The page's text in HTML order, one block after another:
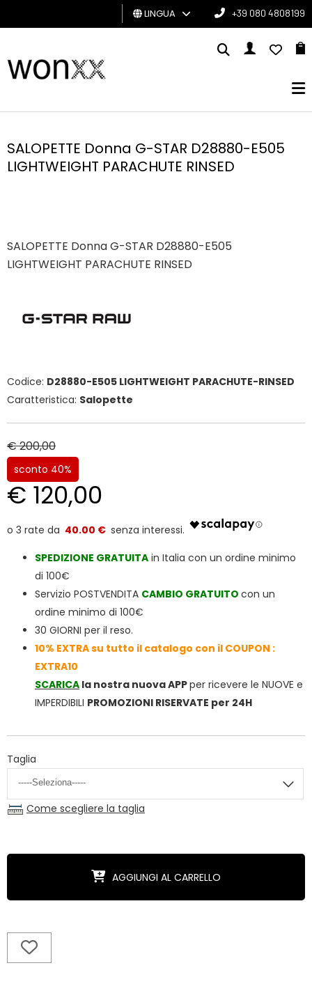
UOMO
CARD
BRAND
LINGUA +39 080 4808199
SALOPETTE Donna G-STAR D28880-E505
LIGHTWEIGHT PARACHUTE RINSED
SALOPETTE Donna G-STAR D28880-E505
LIGHTWEIGHT PARACHUTE RINSED
Codice: D28880-E505 LIGHTWEIGHT PARACHUTE-RINSED
Caratteristica: Salopette
€ 200,00
sconto 40%
€ 120,00
40.00 €
SPEDIZIONE GRATUITA in Italia con un ordine minimo
di 100€
Servizio POSTVENDITA CAMBIO GRATUITO con un
ordine minimo di 100€
30 GIORNI per il reso.
10% EXTRA su tutto il catalogo con il COUPON :
EXTRA10
SCARICA la nostra nuova APPper ricevere le NUOVE e
IMPERDIBILI PROMOZIONI RISERVATE per 24H
Taglia
Come scegliere la taglia
AGGIUNGI AL CARRELLO